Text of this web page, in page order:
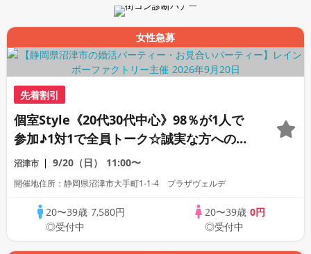
女性急募
先着割引
個室Style《20代30代中心》98％が1人で
参加♪1対1で全員トーク☆誠実な方への婚
活パーティー
沼津市 9/20（日） 11:00〜
開催地住所：静岡県沼津市大手町1-1-4 プラザヴェルデ
20〜39歳 7,580円
◎受付中
20〜39歳 0円
◎受付中